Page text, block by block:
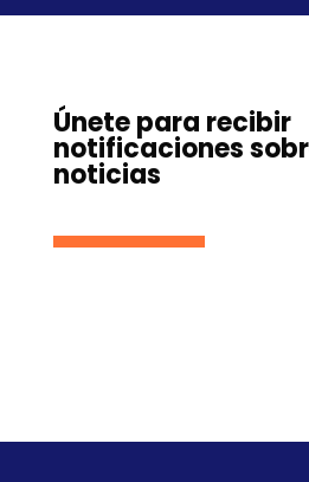
Únete para recibir
notificaciones
noticias